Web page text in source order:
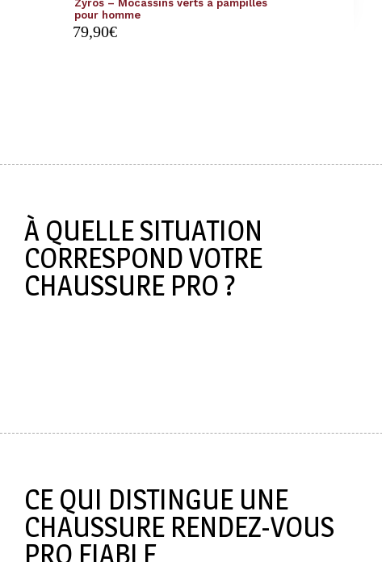
Zyros – Mocassins verts à pampilles
pour homme
79,90€
À QUELLE SITUATION
CORRESPOND VOTRE
CHAUSSURE PRO ?
CE QUI DISTINGUE UNE
CHAUSSURE RENDEZ-VOUS
PRO FIABLE